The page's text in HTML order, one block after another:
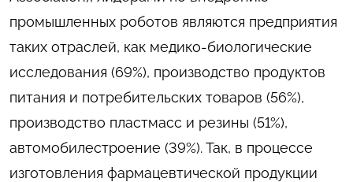
промышленных роботов являются предприятия
таких отраслей, как медико-биологические
исследования (69%), производство продуктов
питания и потребительских товаров (56%),
производство пластмасс и резины (51%),
автомобилестроение (39%). Так, в процессе
изготовления фармацевтической продукции